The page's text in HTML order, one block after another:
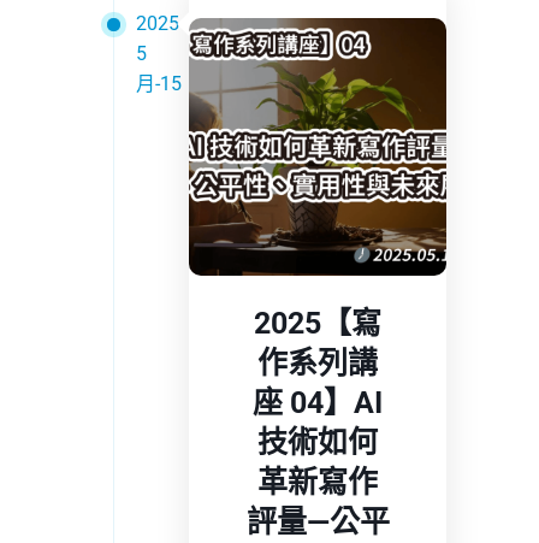
2025
5
月-15
2025【寫
作系列講
座 04】AI
技術如何
革新寫作
評量—公平